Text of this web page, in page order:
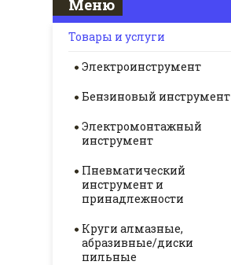
Товары и услуги
Электроинструмент
Бензиновый инструмент
Электромонтажный
инструмент
Пневматический
инструмент и
принадлежности
Круги алмазные,
абразивные/диски
пильные